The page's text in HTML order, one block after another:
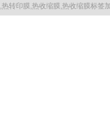
,热转印膜,热收缩膜,热收缩膜标签